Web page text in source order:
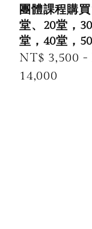
團體課程購
堂、20堂，30
堂，40堂，
Regular
price
NT$ 3,500 -
14,000